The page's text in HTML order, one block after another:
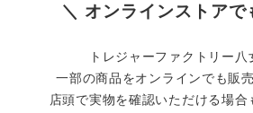
＼ オンラインストアで
トレジャーファクトリー八
一部の商品をオンラインでも販
店頭で実物を確認いただける場合